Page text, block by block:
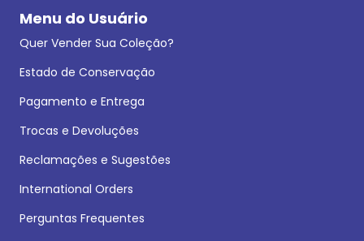
Menu do Usuário
Quer Vender Sua Coleção?
Estado de Conservação
Pagamento e Entrega
Trocas e Devoluções
Reclamações e Sugestões
International Orders
Perguntas Frequentes